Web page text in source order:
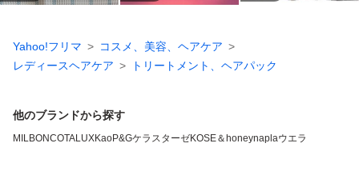
Yahoo!フリマ
コスメ、美容、ヘアケア
レディースヘアケア
トリートメント、ヘアパック
他のブランドから探す
MILBONCOTALUXKaoP&GケラスターゼKOSE＆honeynaplaウエラ